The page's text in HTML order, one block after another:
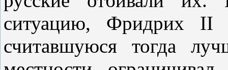
ситуацию, Фридрих II
считавшуюся тогда